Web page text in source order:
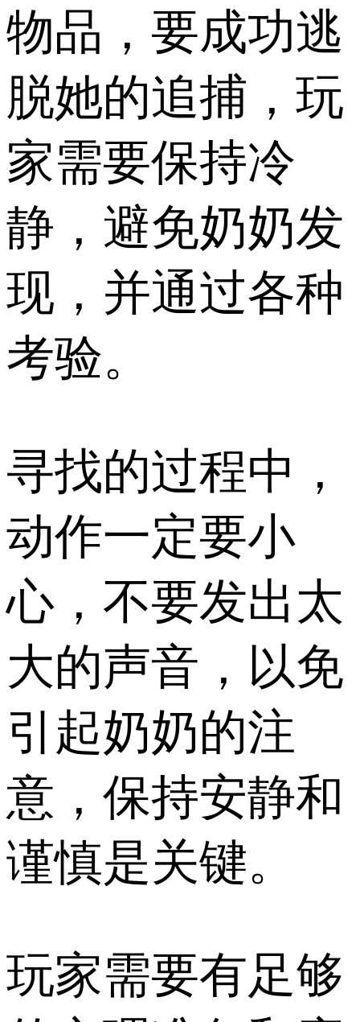
物品，要成功逃
脱她的追捕，玩
家需要保持冷
静，避免奶奶发
现，并通过各种
考验。
寻找的过程中，
动作一定要小
心，不要发出太
大的声音，以免
引起奶奶的注
意，保持安静和
谨慎是关键。
玩家需要有足够